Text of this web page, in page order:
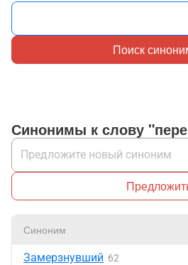
Поиск
Синонимы к слову
Синоним
Замерзнувший 62